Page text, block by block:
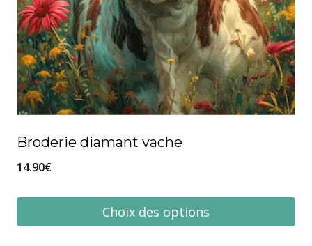
Broderie diamant vache
14.90€
Choix des options